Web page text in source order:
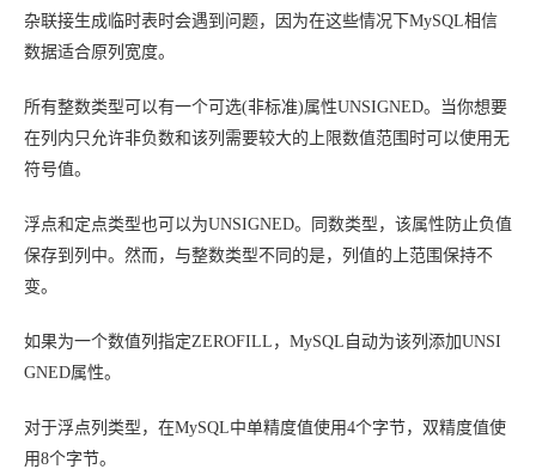
杂联接生成临时表时会遇到问题，因为在这些情况下MySQL相信
数据适合原列宽度。
所有整数类型可以有一个可选(非标准)属性UNSIGNED。当你想要
在列内只允许非负数和该列需要较大的上限数值范围时可以使用无
符号值。
浮点和定点类型也可以为UNSIGNED。同数类型，该属性防止负值
保存到列中。然而，与整数类型不同的是，列值的上范围保持不
变。
如果为一个数值列指定ZEROFILL，MySQL自动为该列添加UNSI
GNED属性。
对于浮点列类型，在MySQL中单精度值使用4个字节，双精度值使
用8个字节。